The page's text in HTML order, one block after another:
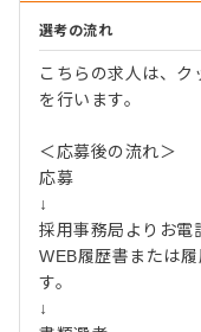
選考の流れ
こちらの求人は、
を行います。
＜応募後の流れ＞
応募
↓
採用事務局よりお電
WEB履歴書または
す。
↓